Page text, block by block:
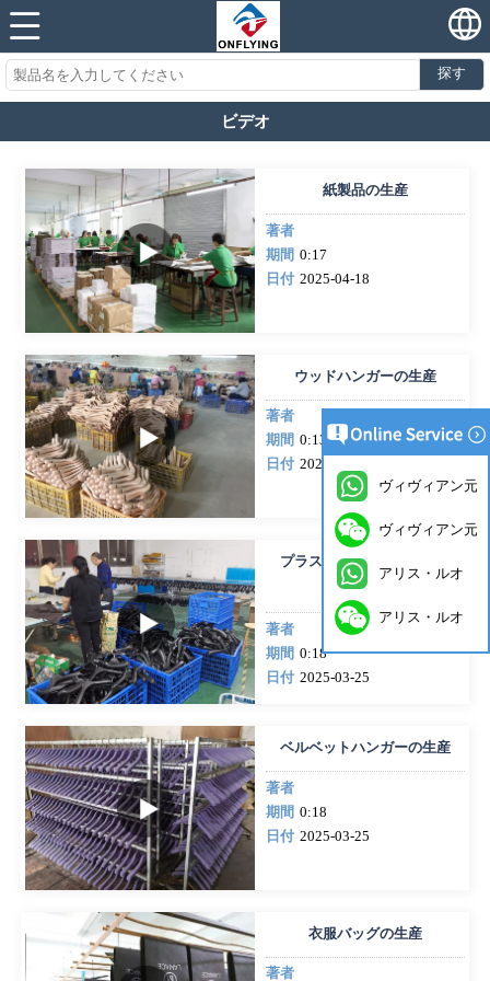
探す
ビデオ
紙製品の生産
著者
期間 0:17
日付 2025-04-18
ウッドハンガーの生産
著者
期間 0:13
日付 2025-03-25
プラスチック製ハンガーの
生産
著者
期間 0:18
日付 2025-03-25
ベルベットハンガーの生産
著者
期間 0:18
日付 2025-03-25
衣服バッグの生産
著者
ヴィヴィアン元
ヴィヴィアン元
アリス・ルオ
アリス・ルオ